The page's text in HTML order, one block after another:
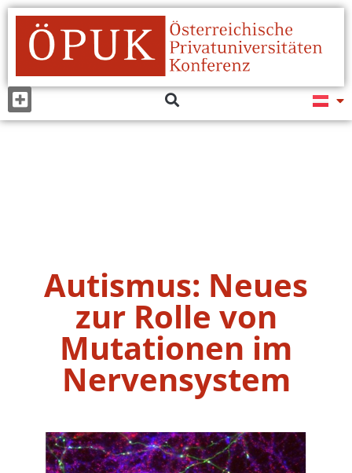
Autismus: Neues
zur Rolle von
Mutationen im
Nervensystem